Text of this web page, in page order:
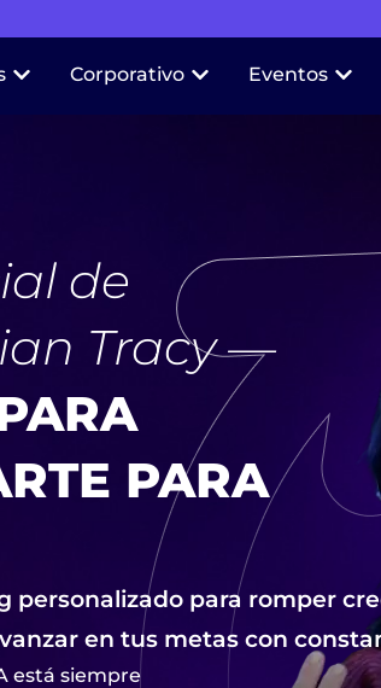
Corporativo Eventos
de
Tracy —
PARA
personalizado para romper
en tus metas con
está siempre